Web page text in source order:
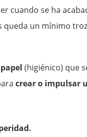
cuando se ha
queda un mínimo
(higiénico) que
crear o impulsar